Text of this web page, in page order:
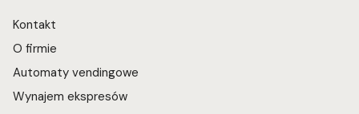
Kontakt
O firmie
Automaty vendingowe
Wynajem ekspresów